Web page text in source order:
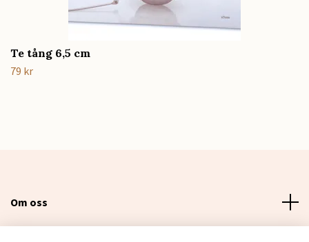
Te tång 6,5 cm
79 kr
Om oss